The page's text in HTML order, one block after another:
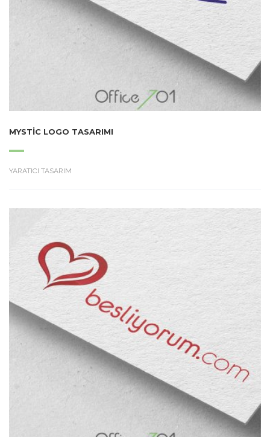
MYSTIC LOGO TASARIMI
YARATICI TASARIM